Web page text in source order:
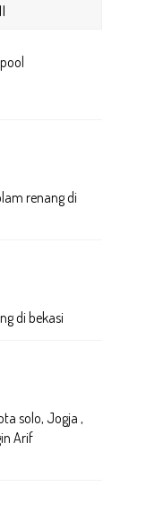
renang di
di bekasi
solo, Jogja ,
Arif